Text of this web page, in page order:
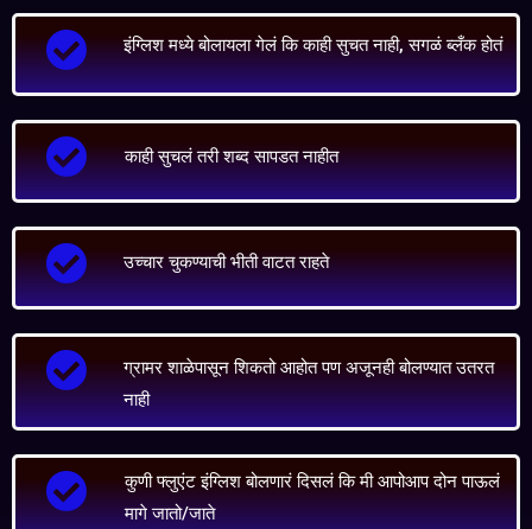
इंग्लिश मध्ये बोलायला गेलं कि काही सुचत नाही, सगळं ब्लँक होतं
काही सुचलं तरी शब्द सापडत नाहीत
उच्चार चुकण्याची भीती वाटत राहते
ग्रामर शाळेपासून शिकतो आहोत पण अजूनही बोलण्यात उतरत
नाही
कुणी फ्लुएंट इंग्लिश बोलणारं दिसलं कि मी आपोआप दोन पाऊलं
मागे जातो/जाते